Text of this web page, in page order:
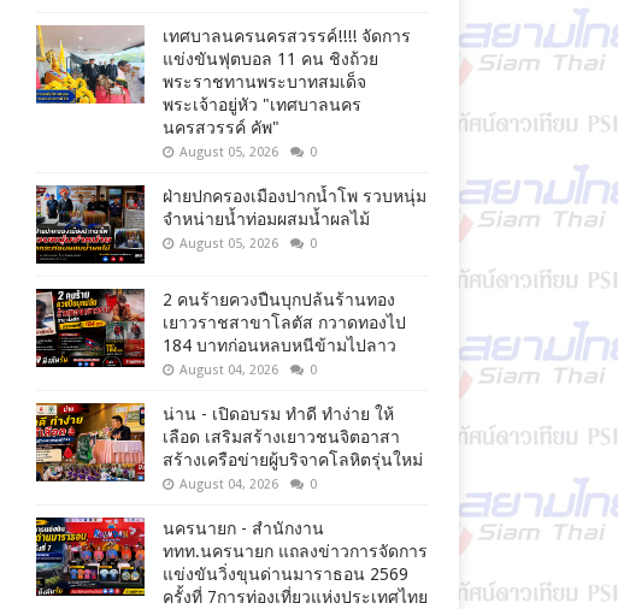
เทศบาลนครนครสวรรค์!!!! จัดการ
แข่งขันฟุตบอล 11 คน ชิงถ้วย
พระราชทานพระบาทสมเด็จ
พระเจ้าอยู่หัว "เทศบาลนคร
นครสวรรค์ คัพ"
August 05, 2026 0
ฝ่ายปกครองเมืองปากน้ำโพ รวบหนุ่ม
จำหน่ายน้ำท่อมผสมน้ำผลไม้
August 05, 2026 0
2 คนร้ายควงปืนบุกปล้นร้านทอง
เยาวราชสาขาโลตัส กวาดทองไป
184 บาทก่อนหลบหนีข้ามไปลาว
August 04, 2026 0
น่าน - เปิดอบรม ทำดี ทำง่าย ให้
เลือด เสริมสร้างเยาวชนจิตอาสา
สร้างเครือข่ายผู้บริจาคโลหิตรุ่นใหม่
August 04, 2026 0
นครนายก - สำนักงาน
ททท.นครนายก แถลงข่าวการจัดการ
แข่งขันวิ่งขุนด่านมาราธอน 2569
ครั้งที่ 7การท่องเที่ยวแห่งประเทศไทย